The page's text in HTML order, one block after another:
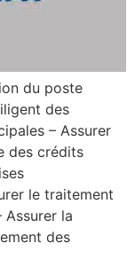
du poste
des
– Assurer
des crédits
le traitement
la
des